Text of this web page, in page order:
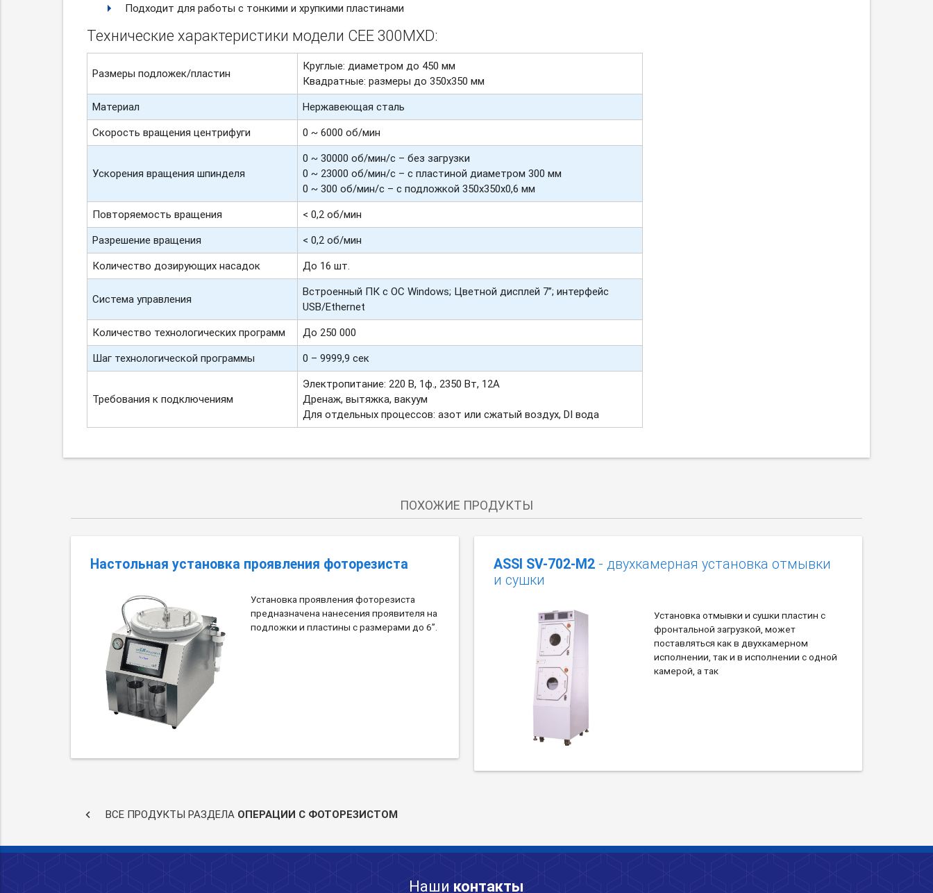
Подходит для работы с тонкими и хрупкими пластинами
Технические характеристики модели CEE 300MXD:
Размеры подложек/пластин
Круглые: диаметром до 450 мм
Квадратные: размеры до 350х350 мм
Материал
Нержавеющая сталь
Скорость вращения центрифуги
0 ~ 6000 об/мин
Ускорения вращения шпинделя
0 ~ 30000 об/мин/с – без загрузки
0 ~ 23000 об/мин/с – с пластиной диаметром 300 мм
0 ~ 300 об/мин/с – с подложкой 350х350х0,6 мм
Повторяемость вращения
< 0,2 об/мин
Разрешение вращения
< 0,2 об/мин
Количество дозирующих насадок
До 16 шт.
Система управления
Встроенный ПК с ОС Windows; Цветной дисплей 7”; интерфейс
USB/Ethernet
Количество технологических программ
До 250 000
Шаг технологической программы
0 – 9999,9 сек
Требования к подключениям
Электропитание: 220 В, 1ф., 2350 Вт, 12А
Дренаж, вытяжка, вакуум
Для отдельных процессов: азот или сжатый воздух, DI вода
ПОХОЖИЕ ПРОДУКТЫ
Настольная установка проявления фоторезиста
Установка проявления фоторезиста
предназначена нанесения проявителя на
подложки и пластины с размерами до 6”.
ASSI SV-702-M2 - двухкамерная установка отмывки
и сушки
Установка отмывки и сушки пластин с
фронтальной загрузкой, может
поставляться как в двухкамерном
исполнении, так и в исполнении с одной
камерой, а так
keyboard_arrow_left ВСЕ ПРОДУКТЫ РАЗДЕЛА ОПЕРАЦИИ С ФОТОРЕЗИСТОМ
Наши контакты